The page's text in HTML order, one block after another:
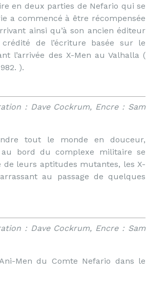
en deux parties de Nefario qui se
a commencé à être récompensée
ainsi qu’à son ancien éditeur
de l’écriture basée sur le
l’arrivée des X-Men au Valhalla (
).
: Dave Cockrum, Encre : Sam
tout le monde en douceur,
bord du complexe militaire se
leurs aptitudes mutantes, les X-
au passage de quelques
: Dave Cockrum, Encre : Sam
Men du Comte Nefario dans le